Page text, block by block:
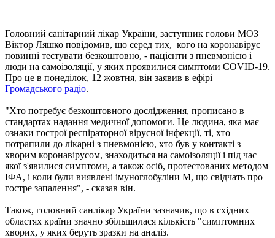
Головний санітарний лікар України, заступник голови МОЗ
Віктор Ляшко повідомив, що серед тих, кого на коронавірус
повинні тестувати безкоштовно, - пацієнти з пневмонією і
люди на самоізоляції, у яких проявилися симптоми COVID-19.
Про це в понеділок, 12 жовтня, він заявив в ефірі
Громадського радіо.
"Хто потребує безкоштовного дослідження, прописано в
стандартах надання медичної допомоги. Це людина, яка має
ознаки гострої респіраторної вірусної інфекції, ті, хто
потрапили до лікарні з пневмонією, хто був у контакті з
хворим коронавірусом, знаходиться на самоізоляції і під час
якої з'явилися симптоми, а також осіб, протестованих методом
ІФА, і коли були виявлені імуноглобуліни М, що свідчать про
гостре запалення", - сказав він.
Також, головний санлікар України зазначив, що в східних
областях країни значно збільшилася кількість "симптомних
хворих, у яких беруть зразки на аналіз.